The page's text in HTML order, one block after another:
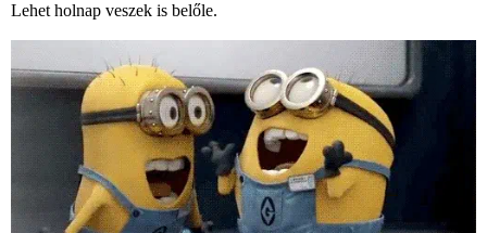
Lehet holnap veszek is belőle.